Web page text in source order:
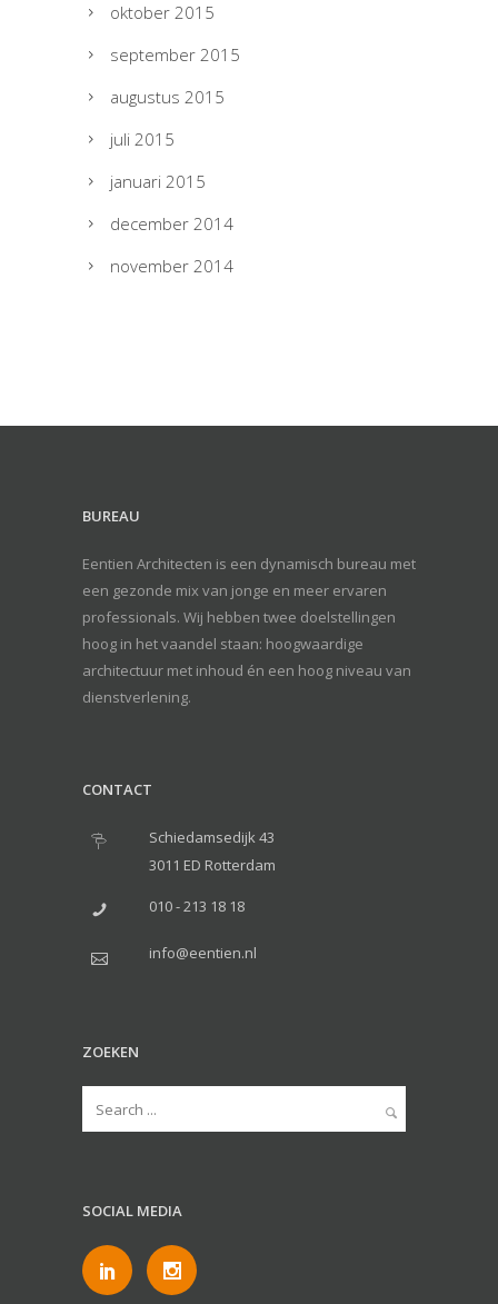
oktober 2015
september 2015
augustus 2015
juli 2015
januari 2015
december 2014
november 2014
BUREAU
Eentien Architecten is een dynamisch bureau met
een gezonde mix van jonge en meer ervaren
professionals. Wij hebben twee doelstellingen
hoog in het vaandel staan: hoogwaardige
architectuur met inhoud én een hoog niveau van
dienstverlening.
CONTACT
Schiedamsedijk 43
3011 ED Rotterdam
010 - 213 18 18
info@eentien.nl
ZOEKEN
SOCIAL MEDIA